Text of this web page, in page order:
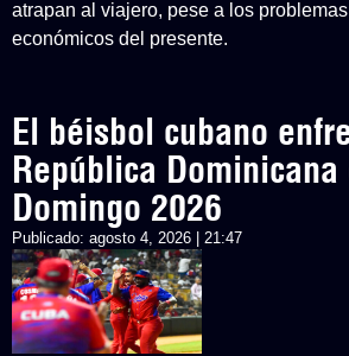
atrapan al viajero, pese a los problemas
económicos del presente.
El béisbol cubano
República Dominicana
Domingo 2026
Publicado: agosto 4, 2026 | 21:47